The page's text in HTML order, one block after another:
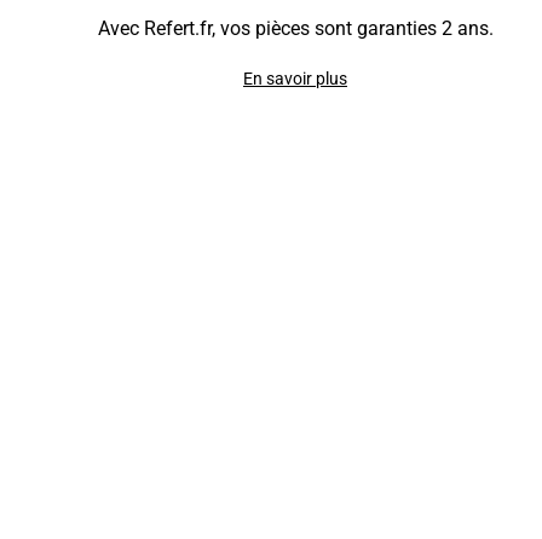
Avec Refert.fr, vos pièces sont garanties 2 ans.
En savoir plus